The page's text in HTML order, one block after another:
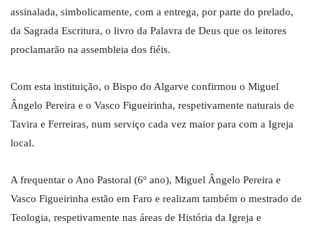
assinalada, simbolicamente, com a entrega, por parte do prelado,
da Sagrada Escritura, o livro da Palavra de Deus que os leitores
proclamarão na assembleia dos fiéis.
Com esta instituição, o Bispo do Algarve confirmou o Miguel
Ângelo Pereira e o Vasco Figueirinha, respetivamente naturais de
Tavira e Ferreiras, num serviço cada vez maior para com a Igreja
local.
A frequentar o Ano Pastoral (6º ano), Miguel Ângelo Pereira e
Vasco Figueirinha estão em Faro e realizam também o mestrado de
Teologia, respetivamente nas áreas de História da Igreja e